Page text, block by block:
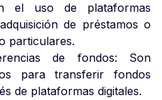
el uso de plataformas
de préstamos o
particulares.
de fondos: Son
para transferir fondos
de plataformas digitales.